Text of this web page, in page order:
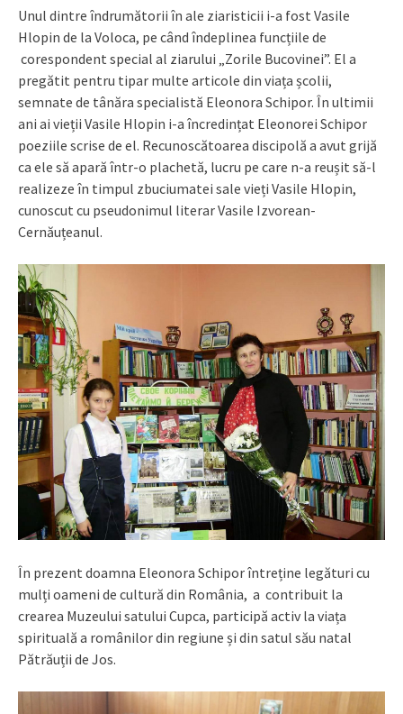
Unul dintre îndrumătorii în ale ziaristicii i-a fost Vasile
Hlopin de la Voloca, pe când îndeplinea funcțiile de
corespondent special al ziarului „Zorile Bucovinei”. El a
pregătit pentru tipar multe articole din viața școlii,
semnate de tânăra specialistă Eleonora Schipor. În ultimii
ani ai vieții Vasile Hlopin i-a încredințat Eleonorei Schipor
poeziile scrise de el. Recunoscătoarea discipolă a avut grijă
ca ele să apară într-o plachetă, lucru pe care n-a reușit să-l
realizeze în timpul zbuciumatei sale vieți Vasile Hlopin,
cunoscut cu pseudonimul literar Vasile Izvorean-
Cernăuțeanul.
În prezent doamna Eleonora Schipor întreține legături cu
mulți oameni de cultură din România, a contribuit la
crearea Muzeului satului Cupca, participă activ la viața
spirituală a românilor din regiune și din satul său natal
Pătrăuții de Jos.